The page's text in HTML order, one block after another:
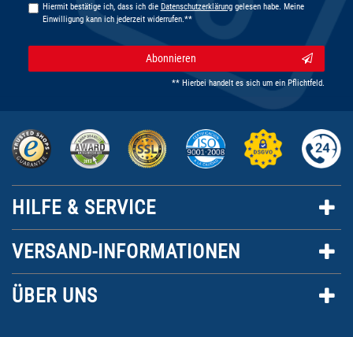
Hiermit bestätige ich, dass ich die Daten­schutz­erklärunggelesen habe. Meine
Einwilligung kann ich jederzeit widerrufen.**
Abonnieren
** Hierbei handelt es sich um ein Pflichtfeld.
HILFE & SERVICE
VERSAND-INFORMATIONEN
ÜBER UNS